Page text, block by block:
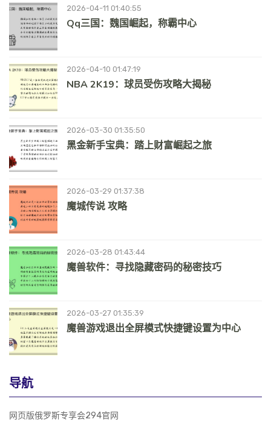
2026-04-11 01:40:55
Qq三国：魏国崛起，称霸中心
2026-04-10 01:47:19
NBA 2K19：球员受伤攻略大揭秘
2026-03-30 01:35:50
黑金新手宝典：踏上财富崛起之旅
2026-03-29 01:37:38
魔城传说 攻略
2026-03-28 01:43:44
魔兽软件：寻找隐藏密码的秘密技巧
2026-03-27 01:35:39
魔兽游戏退出全屏模式快捷键设置为中心
导航
网页版俄罗斯专享会294官网